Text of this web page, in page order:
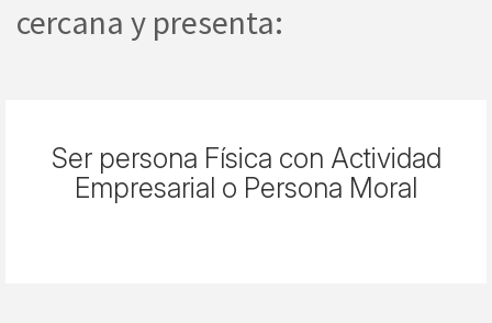
cercana y presenta:
Ser persona Física con Actividad
Empresarial o Persona Moral